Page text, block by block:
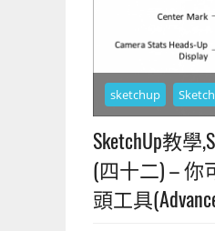
sketchup
SketchUp教學
(四十二) –
頭工具